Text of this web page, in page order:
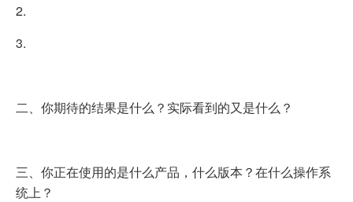
2.
3.
二、你期待的结果是什么？实际看到的又是什么？
三、你正在使用的是什么产品，什么版本？在什么操作系
统上？